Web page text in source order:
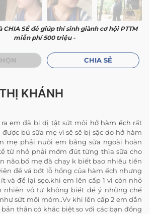
CHIA SẺ để giúp thí sinh giành cơ hội PTTM
miễn phí 500 triệu -
CHIA SẺ
KHÁNH
em đã bị dị tật sứt môi hở hàm ếch rất
bú sữa mẹ vì sẽ sẽ bị sặc do hở hàm
mẹ phải nuôi em bằng sữa ngoài hoàn
từ nhỏ phải mớm đút từng thìa sữa cho
não.bố mẹ đã chạy k biết bao nhiêu tiền
để vá bớt lỗ hổng của hàm ếch nhưng
và để lại sẹo.khi em lên cấp 1 vì còn nhỏ
nhiên vô tư không biết để ý những chế
sứt môi móm..Vv khi lên cấp 2 em dần
thân có khác biệt so với các bạn đồng